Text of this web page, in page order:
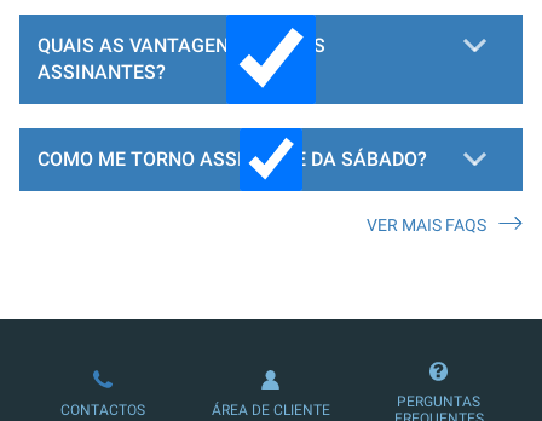
QUAIS AS VANTAGENS PARA OS
ASSINANTES?
COMO ME TORNO ASSINANTE DA SÁBADO?
LOJA DE ASSINATURAS
VER MAIS FAQS
CONTACTOS ÁREA DE CLIENTE
PERGUNTAS